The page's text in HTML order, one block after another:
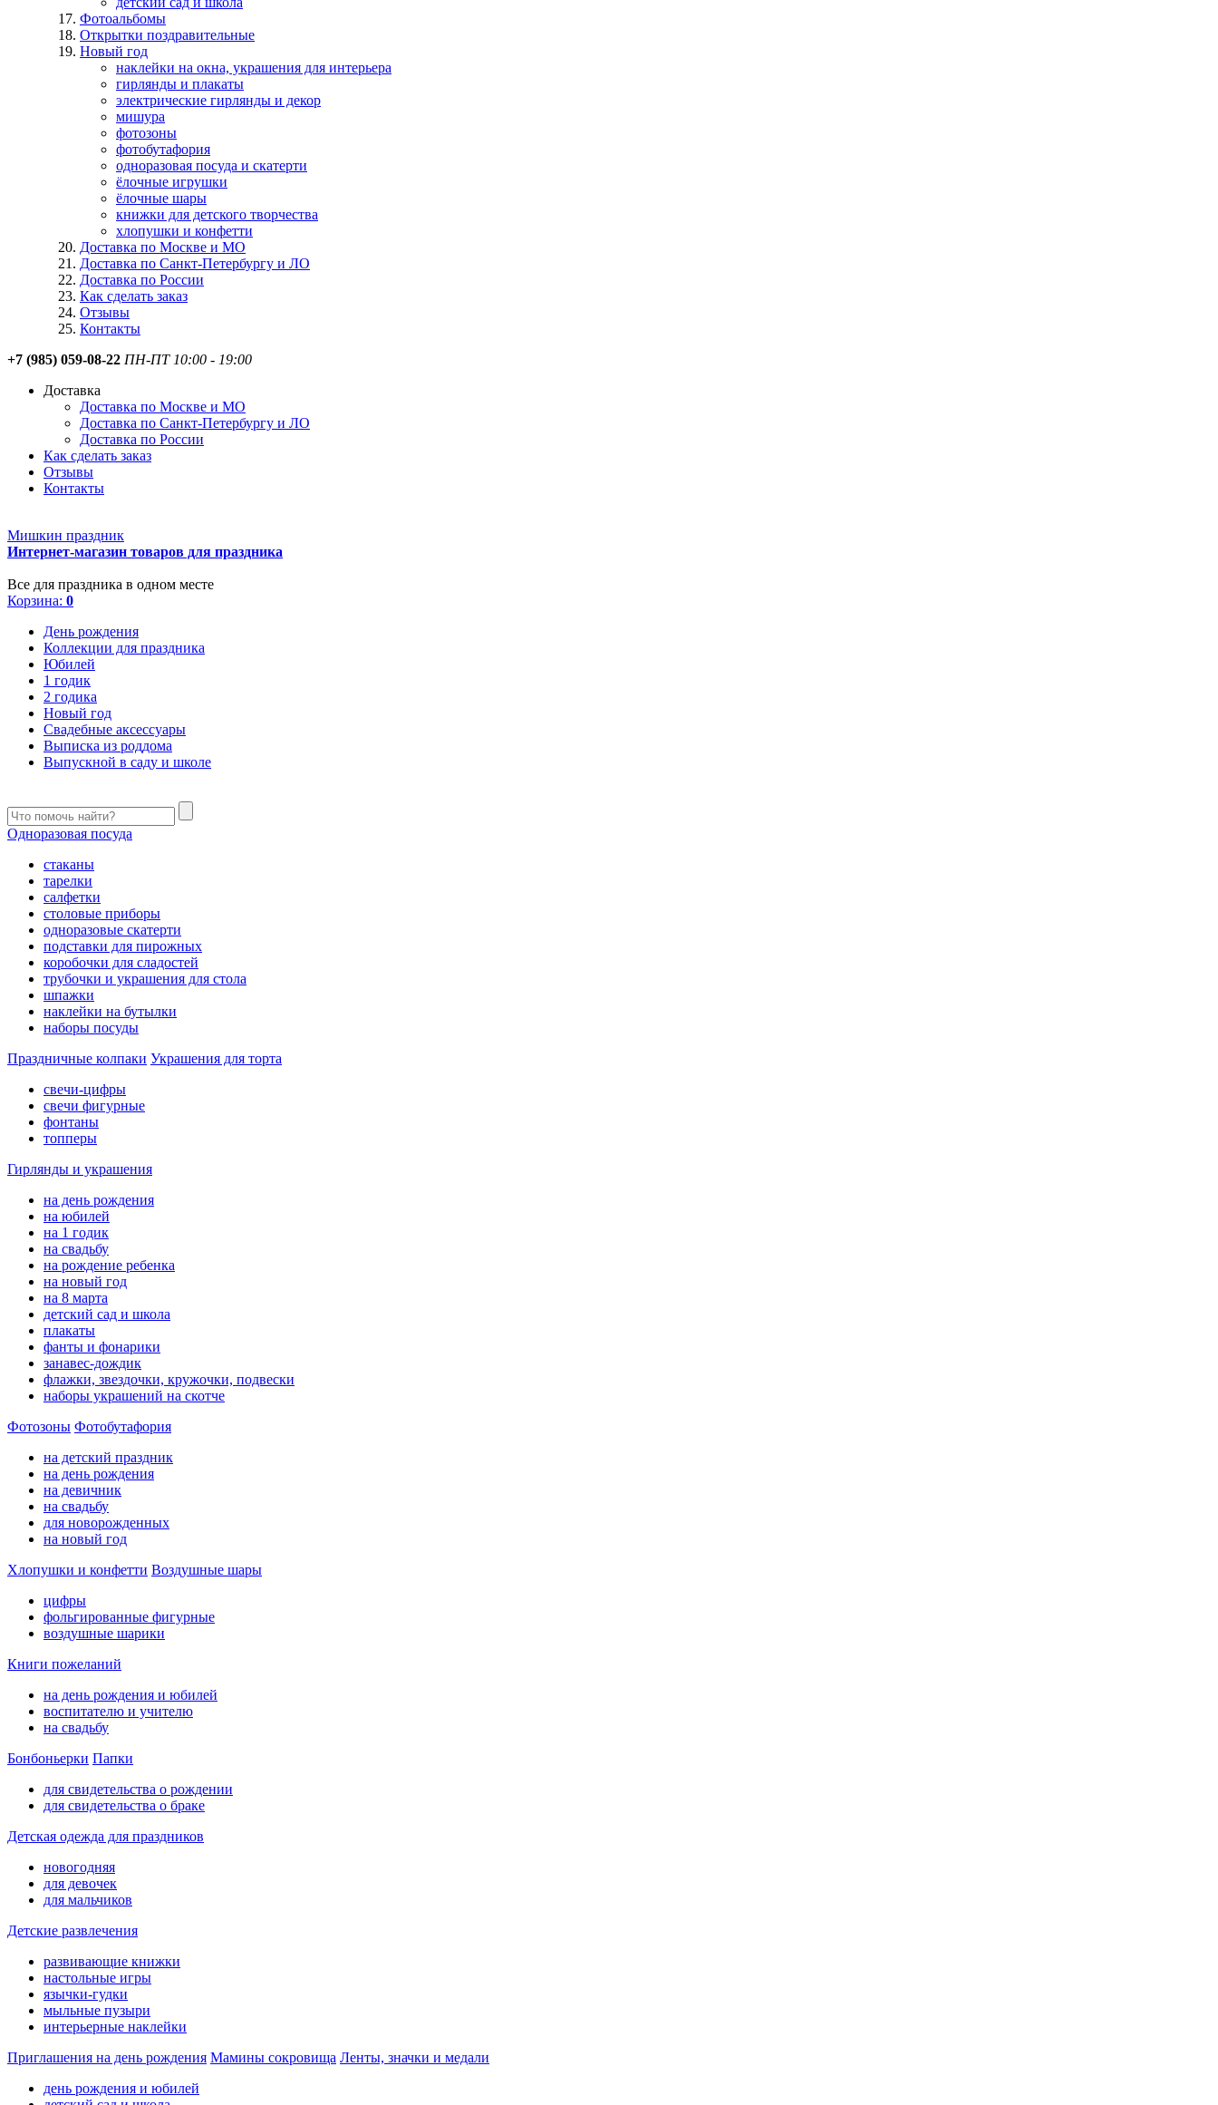
Фотоальбомы
Открытки поздравительные
Новый год
наклейки на окна, украшения для интерьера
гирлянды и плакаты
электрические гирлянды и декор
мишура
фотозоны
фотобутафория
одноразовая посуда и скатерти
ёлочные игрушки
ёлочные шары
книжки для детского творчества
хлопушки и конфетти
Доставка по Москве и МО
Доставка по Санкт-Петербургу и ЛО
Доставка по России
Как сделать заказ
Отзывы
Контакты
+7 (985) 059-08-22 ПН-ПТ 10:00 - 19:00
Доставка
Доставка по Москве и МО
Доставка по Санкт-Петербургу и ЛО
Доставка по России
Как сделать заказ
Отзывы
Контакты
Мишкин праздник
Интернет-магазин товаров для праздника
Все для праздника в одном месте
Корзина: 0
День рождения
Коллекции для праздника
Юбилей
1 годик
2 годика
Новый год
Свадебные аксессуары
Выписка из роддома
Выпускной в саду и школе
Одноразовая посуда
стаканы
тарелки
салфетки
столовые приборы
одноразовые скатерти
подставки для пирожных
коробочки для сладостей
трубочки и украшения для стола
шпажки
наклейки на бутылки
наборы посуды
Праздничные колпаки Украшения для торта
свечи-цифры
свечи фигурные
фонтаны
топперы
Гирлянды и украшения
на день рождения
на юбилей
на 1 годик
на свадьбу
на рождение ребенка
на новый год
на 8 марта
детский сад и школа
плакаты
фанты и фонарики
занавес-дождик
флажки, звездочки, кружочки, подвески
наборы украшений на скотче
Фотозоны Фотобутафория
на детский праздник
на день рождения
на девичник
на свадьбу
для новорожденных
на новый год
Хлопушки и конфетти Воздушные шары
цифры
фольгированные фигурные
воздушные шарики
Книги пожеланий
на день рождения и юбилей
воспитателю и учителю
на свадьбу
Бонбоньерки Папки
для свидетельства о рождении
для свидетельства о браке
Детская одежда для праздников
новогодняя
для девочек
для мальчиков
Детские развлечения
развивающие книжки
настольные игры
язычки-гудки
мыльные пузыри
интерьерные наклейки
Приглашения на день рождения Мамины сокровища Ленты, значки и медали
день рождения и юбилей